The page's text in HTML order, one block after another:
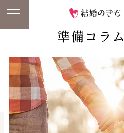
準備コラム